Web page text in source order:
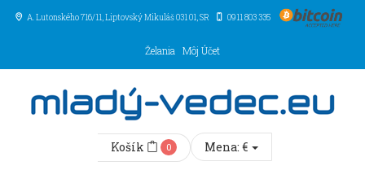
A. Lutonského 716/11, Liptovský Mikuláš031 01,SR 0911 803 335
Želania Môj Účet
Košík 0 Mena: €